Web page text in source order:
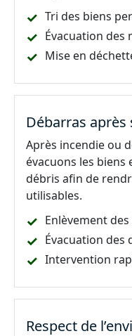
Tri des biens
Évacuation des
Mise en
Débarras après
Après incendie ou
évacuons les
débris afin de
utilisables.
Enlèvement
Évacuation des
Intervention
Respect de